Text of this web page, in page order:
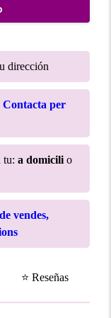
dirección
Contacta per
tu: a domicili o
vendes,
⭐ Reseñas